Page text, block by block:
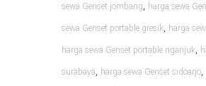
sewa Genset jombang, harga sewa
sewa Genset portable gresik, harga
harga sewa Genset portable nganjuk,
surabaya, harga sewa Genset sidoarjo,